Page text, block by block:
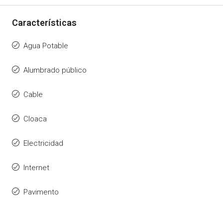
Agua Potable
Alumbrado público
Cable
Cloaca
Electricidad
Internet
Pavimento